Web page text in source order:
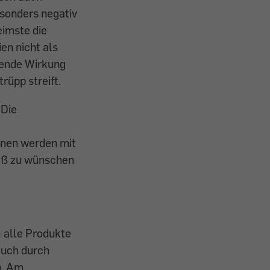
negativ
die
nicht als
Wirkung
streift.
werden mit
zu wünschen
alle Produkte
durch
Am